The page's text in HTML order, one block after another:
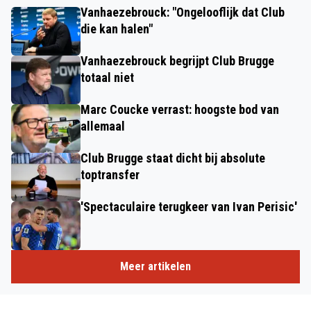
Vanhaezebrouck: "Ongelooflijk dat Club
die kan halen"
Vanhaezebrouck begrijpt Club Brugge
totaal niet
Marc Coucke verrast: hoogste bod van
allemaal
Club Brugge staat dicht bij absolute
toptransfer
'Spectaculaire terugkeer van Ivan Perisic'
Meer artikelen